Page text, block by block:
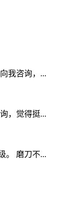
我咨询，...
，觉得挺...
。 磨刀不...